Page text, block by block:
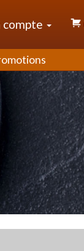
compte